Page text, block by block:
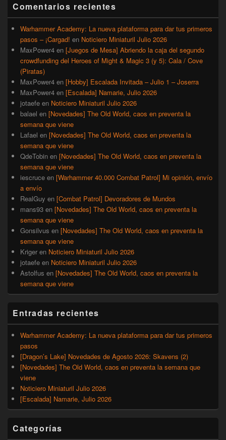
lateral
primaria
Comentarios recientes
Warhammer Academy: La nueva plataforma para dar tus primeros
pasos – ¡Cargad! en Noticiero Miniaturil Julio 2026
MaxPower4 en [Juegos de Mesa] Abriendo la caja del segundo
crowdfunding del Heroes of Might & Magic 3 (y 5): Cala / Cove
(Piratas)
MaxPower4 en [Hobby] Escalada Invitada – Julio 1 – Joserra
MaxPower4 en [Escalada] Namarie, Julio 2026
jotaefe en Noticiero Miniaturil Julio 2026
balael en [Novedades] The Old World, caos en preventa la
semana que viene
Lafael en [Novedades] The Old World, caos en preventa la
semana que viene
QdeTobin en [Novedades] The Old World, caos en preventa la
semana que viene
iescruce en [Warhammer 40.000 Combat Patrol] Mi opinión, envío
a envío
RealGuy en [Combat Patrol] Devoradores de Mundos
mans93 en [Novedades] The Old World, caos en preventa la
semana que viene
Gonsilvus en [Novedades] The Old World, caos en preventa la
semana que viene
Kriger en Noticiero Miniaturil Julio 2026
jotaefe en Noticiero Miniaturil Julio 2026
Astolfus en [Novedades] The Old World, caos en preventa la
semana que viene
Entradas recientes
Warhammer Academy: La nueva plataforma para dar tus primeros
pasos
[Dragon’s Lake] Novedades de Agosto 2026: Skavens (2)
[Novedades] The Old World, caos en preventa la semana que
viene
Noticiero Miniaturil Julio 2026
[Escalada] Namarie, Julio 2026
Categorías